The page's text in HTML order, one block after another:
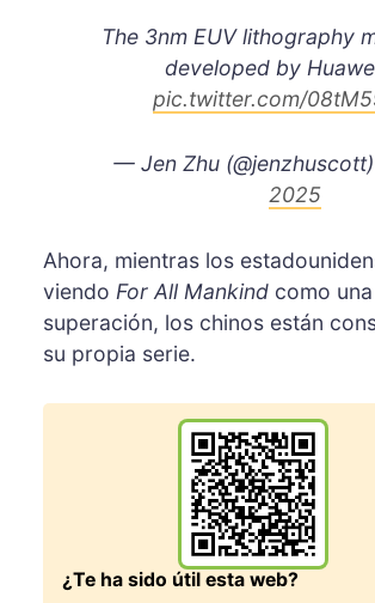
The 3nm EUV lithography
developed by
pic.twitter.com/
— Jen Zhu (@jenzhuscott)
2025
Ahora, mientras los
viendo For All Mankindcomo
superación, los chinos están
su propia serie.
¿Te ha sido útil esta web?